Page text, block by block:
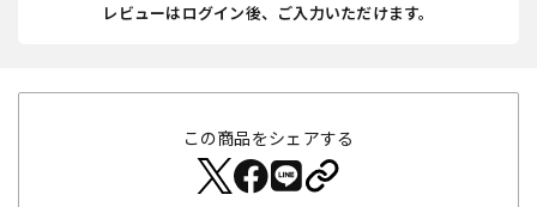
レビューはログイン後、ご入力いただけます。
この商品をシェアする